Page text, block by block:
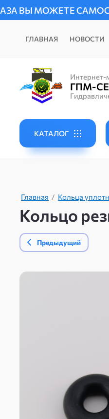
ГЛАВНАЯ НОВОСТИ
Интернет-
ГПМ-
КАТАЛОГ
Главная / Кольца
Кольцо
Предыдущий